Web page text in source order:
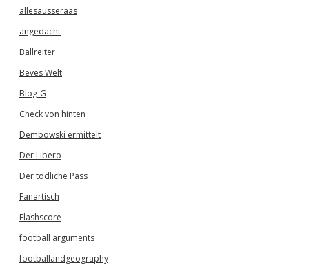
allesausseraas
angedacht
Ballreiter
Beves Welt
Blog-G
Check von hinten
Dembowski ermittelt
Der Libero
Der tödliche Pass
Fanartisch
Flashscore
football arguments
footballandgeography